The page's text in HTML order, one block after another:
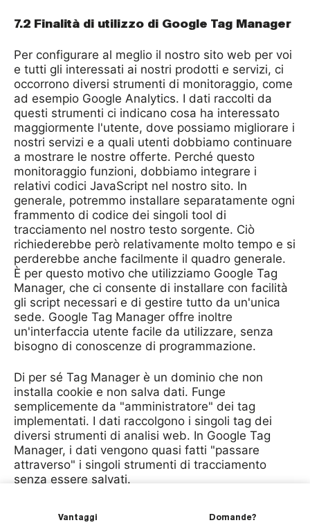
Vantaggi Domande?
7.2 Finalità di utilizzo di Google Tag Manager
Per configurare al meglio il nostro sito web per voi
e tutti gli interessati ai nostri prodotti e servizi, ci
occorrono diversi strumenti di monitoraggio, come
ad esempio Google Analytics. I dati raccolti da
questi strumenti ci indicano cosa ha interessato
maggiormente l'utente, dove possiamo migliorare i
nostri servizi e a quali utenti dobbiamo continuare
a mostrare le nostre offerte. Perché questo
monitoraggio funzioni, dobbiamo integrare i
relativi codici JavaScript nel nostro sito. In
generale, potremmo installare separatamente ogni
frammento di codice dei singoli tool di
tracciamento nel nostro testo sorgente. Ciò
richiederebbe però relativamente molto tempo e si
perderebbe anche facilmente il quadro generale.
È per questo motivo che utilizziamo Google Tag
Manager, che ci consente di installare con facilità
gli script necessari e di gestire tutto da un'unica
sede. Google Tag Manager offre inoltre
un'interfaccia utente facile da utilizzare, senza
bisogno di conoscenze di programmazione.
Di per sé Tag Manager è un dominio che non
installa cookie e non salva dati. Funge
semplicemente da "amministratore" dei tag
implementati. I dati raccolgono i singoli tag dei
diversi strumenti di analisi web. In Google Tag
Manager, i dati vengono quasi fatti "passare
attraverso" i singoli strumenti di tracciamento
senza essere salvati.
Per i tag integrati dei diversi tool di analisi web,